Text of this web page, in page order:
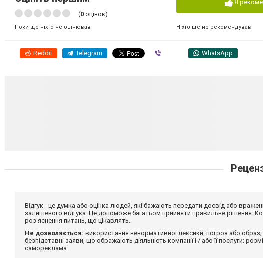
(0 оцінок)
Поки ще ніхто не оцінював
Я
Ніхто ще не рекомендував
Reddit Telegram WhatsApp
Відгук - це думка або оцінка людей, які бажають передати досвід або
залишеного відгука. Це допоможе багатьом прийняти правильне рішення.
роз'яснення питань, що цікавлять.
Не дозволяється: використання ненормативної лексики, погроз або
безпідставні заяви, що ображають діяльність компанії і / або її послуги;
самореклама.